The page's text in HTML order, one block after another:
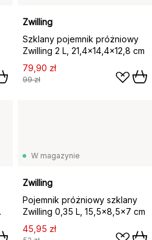
Zwilling
Szklany pojemnik próżniowy
Zwilling 2 L, 21,4x14,4x12,8 cm
79,90 zł
99 zł
W magazynie
Zwilling
Pojemnik próżniowy szklany
Zwilling 0,35 L, 15,5x8,5x7 cm
45,95 zł